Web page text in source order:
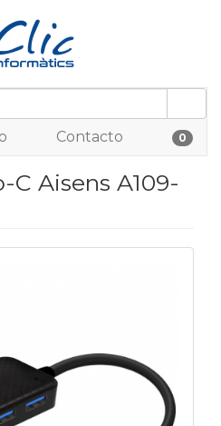
Contacto 0
Aisens A109-